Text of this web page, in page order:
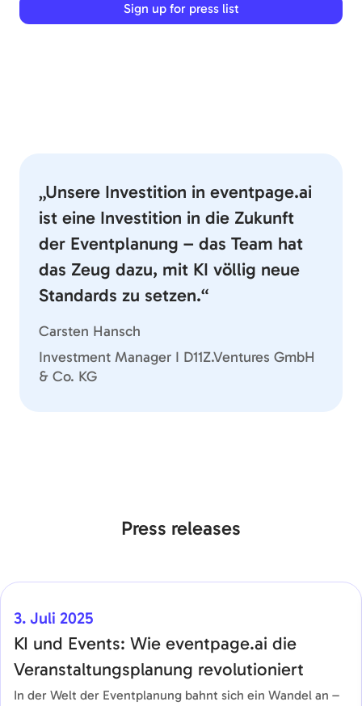
Sign up for press list
„Unsere Investition in eventpage.ai
ist eine Investition in die Zukunft
der Eventplanung – das Team hat
das Zeug dazu, mit KI völlig neue
Standards zu setzen.“
Carsten Hansch
Investment Manager I D11Z.Ventures GmbH
& Co. KG
Press releases
3. Juli 2025
KI und Events: Wie eventpage.ai die
Veranstaltungsplanung revolutioniert
In der Welt der Eventplanung bahnt sich ein Wandel an –